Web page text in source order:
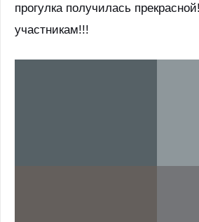
прогулка получилась
участникам!!!